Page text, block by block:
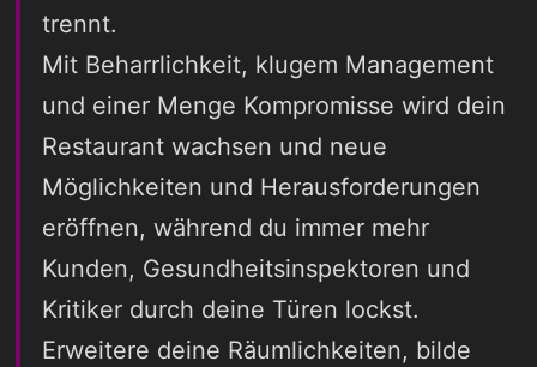
trennt.
Mit Beharrlichkeit, klugem Management
und einer Menge Kompromisse wird dein
Restaurant wachsen und neue
Möglichkeiten und Herausforderungen
eröffnen, während du immer mehr
Kunden, Gesundheitsinspektoren und
Kritiker durch deine Türen lockst.
Erweitere deine Räumlichkeiten, bilde